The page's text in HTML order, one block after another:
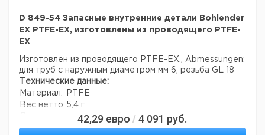
D 849-54 Запасные внутренние детали Bohlender
EX PTFE-EX, изготовлены из проводящего PTFE-
EX
Изготовлен из проводящего PTFE-EX., Abmessungen:
для труб с наружным диаметром мм 6, резьба GL 18
Технические данные:
Материал:
PTFE
Вес нетто: 5,4 г
Данные для перевозки (реальные данные могут
отличаться)
42,29 евро / 4 091 руб.